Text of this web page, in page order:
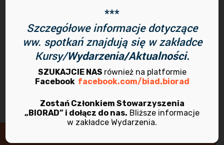
maj 2020
***
Szczegółowe informacje dotyczące
ww. spotkań znajdują się w zakładce
Kursy/Wydarzenia/Aktualności.
SZUKAJCIE NAS również na platformie
Facebook facebook.com/biad.biorad
Zostań Członkiem Stowarzyszenia
„BIORAD” i dołącz do nas. Bliższe informacje
w zakładce Wydarzenia.